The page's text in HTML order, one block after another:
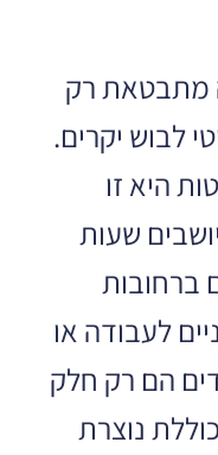
מתבטאת רק
לבוש יקרים.
היא זו
שעות
ברחובות
לעבודה או
הם רק חלק
נוצרת